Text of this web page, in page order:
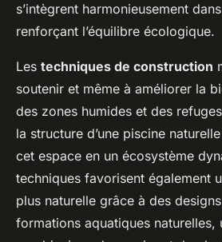
s’intègrent harmonieusement
renforçant l’équilibre écologique.
Les techniques de construction
soutenir et même à améliorer la
des zones humides et des
la structure d’une piscine
cet espace en un écosystème
techniques favorisent également
plus naturelle grâce à des
formations aquatiques naturelles,